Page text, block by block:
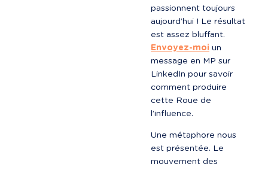
passionnent toujours
aujourd’hui ! Le résultat
Envoyez-moi un
message en MP sur
LinkedIn pour savoir
comment produire
cette Roue de
l’influence.
Une métaphore nous
est présentée. Le
mouvement des